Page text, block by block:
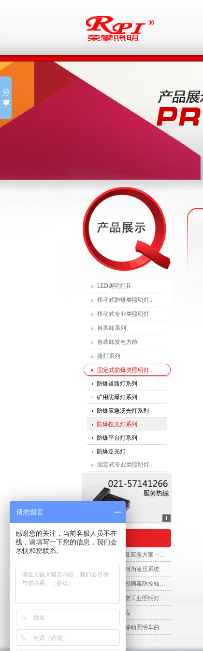
LED照明灯具
移动式防爆类照明灯...
移动式专业类照明灯
自装卸系列
自装卸发电方舱
路灯系列
固定式防爆类照明灯...
防爆道路灯系列
矿用防爆灯系列
防爆应急泛光灯系列
防爆投光灯系列
防爆平台灯系列
防爆泛光灯
固定式专业类照明灯...
+
新闻资讯
汛期安全防范及应急方案——防汛应急排涝方舱
液压灯塔——何为液压系统，液压灯塔的组成
如何预防？新冠病毒防控知识问答
荣攀照明告诉您工业照明灯如何选择
防爆灯具的特点
让您选择升降移动照明车的原因有哪些呢
请您留言
感谢您的关注，当前客服人员不在
线，请填写一下您的信息，我们会
尽快和您联系。